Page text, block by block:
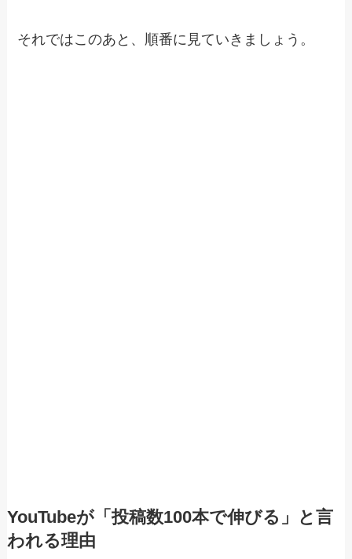
それではこのあと、順番に見ていきましょう。
YouTubeが「投稿数100本で伸びる」と言
われる理由